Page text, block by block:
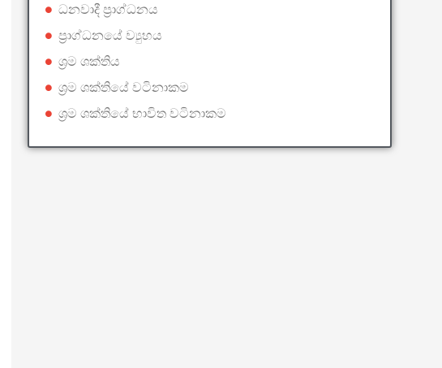
ධනවාදී ප්‍රාග්ධනය
ප්‍රාග්ධනයේ ව්‍යුහය
ශ්‍රම ශක්තිය
ශ්‍රම ශක්තියේ වටිනාකම
ශ්‍රම ශක්තියේ භාවිත වටිනාකම